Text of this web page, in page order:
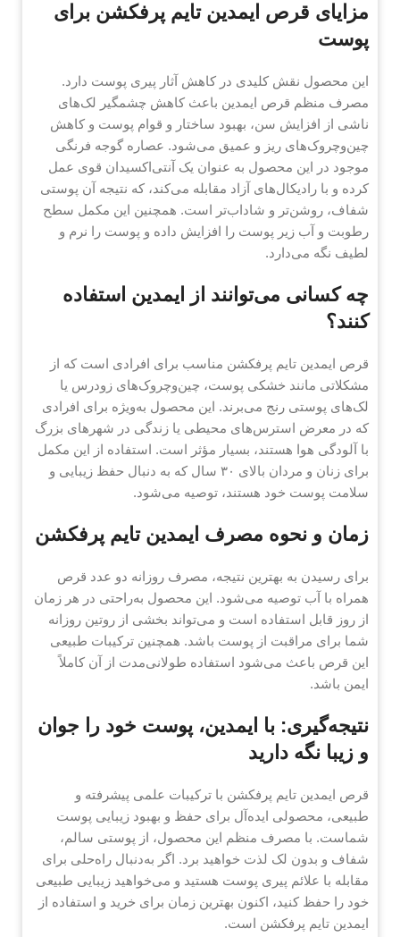
مزایای قرص ایمدین تایم پرفکشن برای
پوست
این محصول نقش کلیدی در کاهش آثار پیری پوست دارد.
مصرف منظم قرص ایمدین باعث کاهش چشمگیر لک‌های
ناشی از افزایش سن، بهبود ساختار و قوام پوست و کاهش
چین‌وچروک‌های ریز و عمیق می‌شود. عصاره گوجه فرنگی
موجود در این محصول به عنوان یک آنتی‌اکسیدان قوی عمل
کرده و با رادیکال‌های آزاد مقابله می‌کند، که نتیجه آن پوستی
شفاف، روشن‌تر و شاداب‌تر است. همچنین این مکمل سطح
رطوبت و آب زیر پوست را افزایش داده و پوست را نرم و
لطیف نگه می‌دارد.
چه کسانی می‌توانند از ایمدین استفاده
کنند؟
قرص ایمدین تایم پرفکشن مناسب برای افرادی است که از
مشکلاتی مانند خشکی پوست، چین‌وچروک‌های زودرس یا
لک‌های پوستی رنج می‌برند. این محصول به‌ویژه برای افرادی
که در معرض استرس‌های محیطی یا زندگی در شهرهای بزرگ
با آلودگی هوا هستند، بسیار مؤثر است. استفاده از این مکمل
برای زنان و مردان بالای ۳۰ سال که به دنبال حفظ زیبایی و
سلامت پوست خود هستند، توصیه می‌شود.
زمان و نحوه مصرف ایمدین تایم پرفکشن
برای رسیدن به بهترین نتیجه، مصرف روزانه دو عدد قرص
همراه با آب توصیه می‌شود. این محصول به‌راحتی در هر زمان
از روز قابل استفاده است و می‌تواند بخشی از روتین روزانه
شما برای مراقبت از پوست باشد. همچنین ترکیبات طبیعی
این قرص باعث می‌شود استفاده طولانی‌مدت از آن کاملاً
ایمن باشد.
نتیجه‌گیری: با ایمدین، پوست خود را جوان
و زیبا نگه دارید
قرص ایمدین تایم پرفکشن با ترکیبات علمی پیشرفته و
طبیعی، محصولی ایده‌آل برای حفظ و بهبود زیبایی پوست
شماست. با مصرف منظم این محصول، از پوستی سالم،
شفاف و بدون لک لذت خواهید برد. اگر به‌دنبال راه‌حلی برای
مقابله با علائم پیری پوست هستید و می‌خواهید زیبایی طبیعی
خود را حفظ کنید، اکنون بهترین زمان برای خرید و استفاده از
ایمدین تایم پرفکشن است.